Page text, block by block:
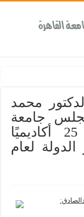
محمد
جامعة
القاهرة يقر ترشيح 25 أكاديميًا
لعام